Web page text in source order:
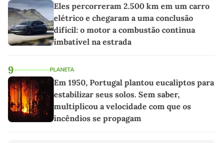
Eles percorreram 2.500 km em um carro
elétrico e chegaram a uma conclusão
difícil: o motor a combustão continua
imbatível na estrada
9 PLANETA
Em 1950, Portugal plantou eucaliptos para
estabilizar seus solos. Sem saber,
multiplicou a velocidade com que os
incêndios se propagam